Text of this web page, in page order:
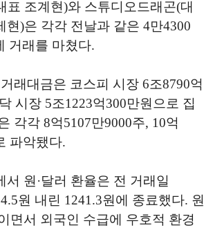
표 조계현)와 스튜디오드래곤(대
)은 각각 전날과 같은 4만4300
거래를 마쳤다.
래대금은 코스피 시장 6조8790억
시장 5조1223억300만원으로 집
각각 8억5107만9000주, 10억
파악됐다.
서 원·달러 환율은 전 거래일
원 내린 1241.3원에 종료했다. 원
면서 외국인 수급에 우호적 환경